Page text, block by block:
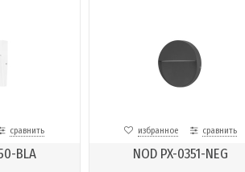
сравнить
BLA
избранное сравнить
NOD PX-0351-NEG